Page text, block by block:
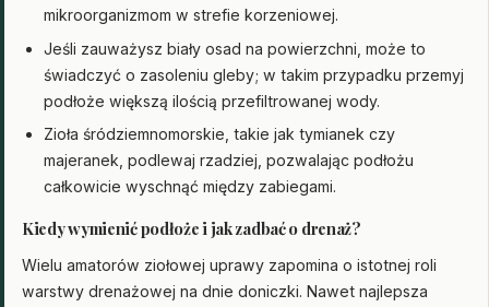
mikroorganizmom w strefie korzeniowej.
Jeśli zauważysz biały osad na powierzchni, może to
świadczyć o zasoleniu gleby; w takim przypadku przemyj
podłoże większą ilością przefiltrowanej wody.
Zioła śródziemnomorskie, takie jak tymianek czy
majeranek, podlewaj rzadziej, pozwalając podłożu
całkowicie wyschnąć między zabiegami.
Kiedy wymienić podłoże i jak zadbać o drenaż?
Wielu amatorów ziołowej uprawy zapomina o istotnej roli
warstwy drenażowej na dnie doniczki. Nawet najlepsza